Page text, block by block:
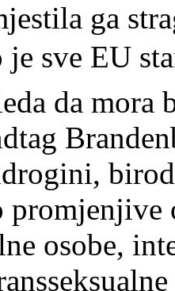
ga
je sve EU
da mora
osobe,